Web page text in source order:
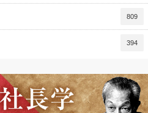
809
394